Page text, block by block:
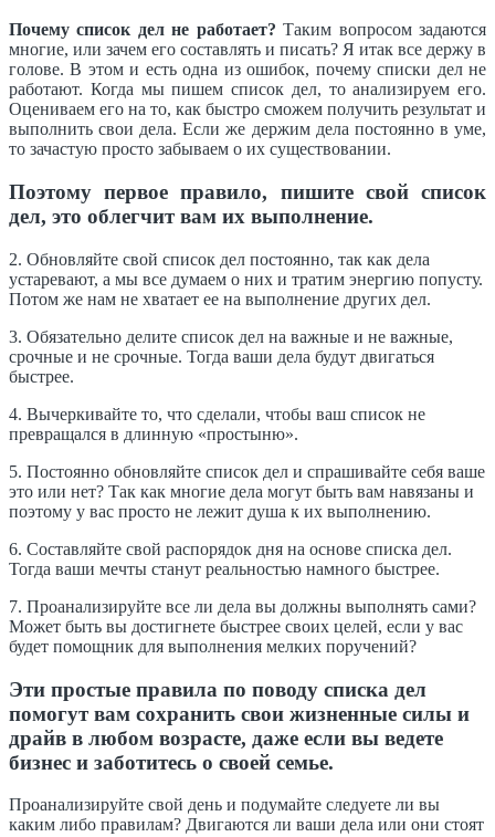
Почему список дел не работает? Таким вопросом задаются
многие, или зачем его составлять и писать? Я итак все держу в
голове. В этом и есть одна из ошибок, почему списки дел не
работают. Когда мы пишем список дел, то анализируем его.
Оцениваем его на то, как быстро сможем получить результат и
выполнить свои дела. Если же держим дела постоянно в уме,
то зачастую просто забываем о их существовании.
Поэтому первое правило, пишите свой список
дел, это облегчит вам их выполнение.
2. Обновляйте свой список дел постоянно, так как дела
устаревают, а мы все думаем о них и тратим энергию попусту.
Потом же нам не хватает ее на выполнение других дел.
3. Обязательно делите список дел на важные и не важные,
срочные и не срочные. Тогда ваши дела будут двигаться
быстрее.
4. Вычеркивайте то, что сделали, чтобы ваш список не
превращался в длинную «простыню».
5. Постоянно обновляйте список дел и спрашивайте себя ваше
это или нет? Так как многие дела могут быть вам навязаны и
поэтому у вас просто не лежит душа к их выполнению.
6. Составляйте свой распорядок дня на основе списка дел.
Тогда ваши мечты станут реальностью намного быстрее.
7. Проанализируйте все ли дела вы должны выполнять сами?
Может быть вы достигнете быстрее своих целей, если у вас
будет помощник для выполнения мелких поручений?
Эти простые правила по поводу списка дел
помогут вам сохранить свои жизненные силы и
драйв в любом возрасте, даже если вы ведете
бизнес и заботитесь о своей семье.
Проанализируйте свой день и подумайте следуете ли вы
каким либо правилам? Двигаются ли ваши дела или они стоят